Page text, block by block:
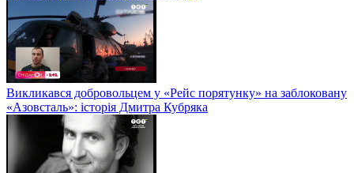
Викликався добровольцем у «Рейс порятунку» на заблоковану
«Азовсталь»: історія Дмитра Кубряка